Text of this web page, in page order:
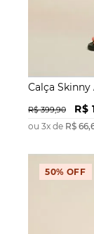
Calça
R$ 399,90 R$
ou 3x de R$ 66,
50% OFF